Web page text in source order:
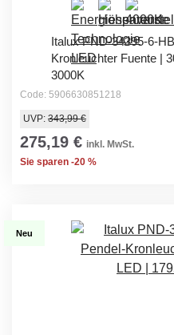
Italux PND-34395-6-
Kronleuchter Fuente |
3000K
Code: 5906630851218
UVP: 343,99 €
275,19 € inkl. MwSt.
Sie sparen -20 %
Neu